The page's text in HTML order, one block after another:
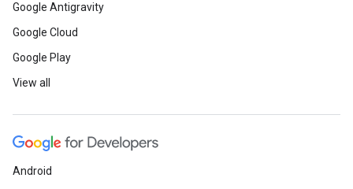
Google Antigravity
Google Cloud
Google Play
View all
Android